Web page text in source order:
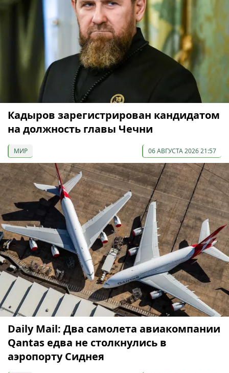
Кадыров зарегистрирован кандидатом
на должность главы Чечни
МИР 06 АВГУСТА 2026 21:57
Daily Mail: Два самолета авиакомпании
Qantas едва не столкнулись в
аэропорту Сиднея